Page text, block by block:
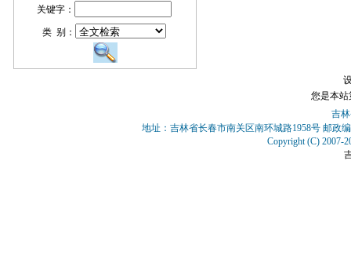
关键字：
类 别：
您是本
吉
地址：吉林省长春市南关区南环城路1958号 邮政
Copyright (C) 2007-